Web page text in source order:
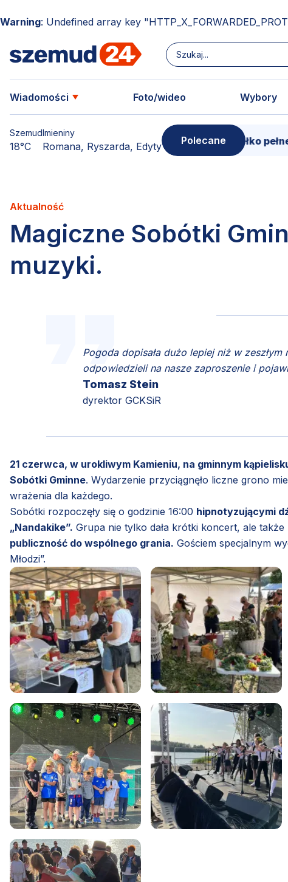
Warning: Undefined array key
Wiadomości Foto/wideo Wybory
Szemud
18°C
Imieniny
Romana, Ryszarda, Edyty Polecane
Donimierz i Szemud. Filmowe pudełko pełne
Aktualność
Magiczne Sobótki
muzyki.
Pogoda dopisała dużo lepiej niż w
odpowiedzieli na nasze zaproszenie i
Tomasz Stein
dyrektor GCKSiR
21 czerwca, w urokliwym Kamieniu, na gminnym
Sobótki Gminne. Wydarzenie przyciągnęło liczne grono
wrażenia dla każdego.
Sobótki rozpoczęły się o godzinie 16:00 hipnotyzującymi
„Nandakike”. Grupa nie tylko dała krótki koncert, ale także
publiczność do wspólnego grania. Gościem specjalnym
Młodzi”.